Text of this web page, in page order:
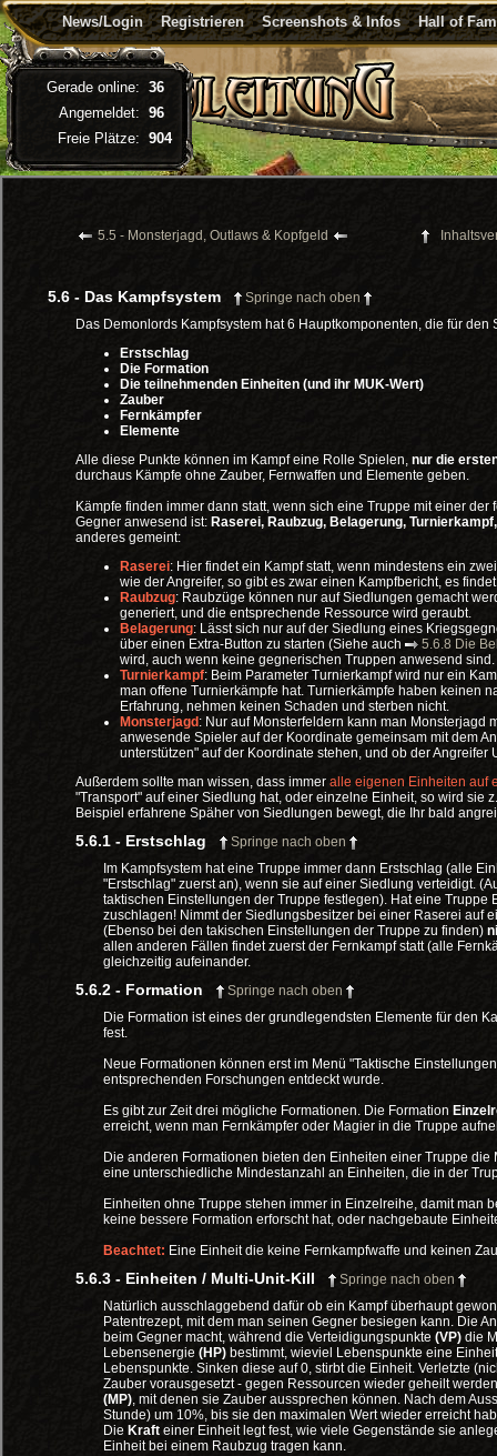
News/Login Registrieren Screenshots & Infos Hall of
5.5 - Monsterjagd, Outlaws & Kopfgeld
5.6 - Das Kampfsystem
Springe nach oben
Das Demonlords Kampfsystem hat 6 Hauptkomponenten, die für den
Erstschlag
Die Formation
Die teilnehmenden Einheiten (und ihr MUK-Wert)
Zauber
Fernkämpfer
Elemente
Alle diese Punkte können im Kampf eine Rolle Spielen, nur die
durchaus Kämpfe ohne Zauber, Fernwaffen und Elemente geben.
Kämpfe finden immer dann statt, wenn sich eine Truppe mit einer
Gegner anwesend ist: Raserei, Raubzug, Belagerung,
anderes gemeint:
Raserei: Hier findet ein Kampf statt, wenn mindestens ein
wie der Angreifer, so gibt es zwar einen Kampfbericht, es
Raubzug: Raubzüge können nur auf Siedlungen gemacht
generiert, und die entsprechende Ressource wird geraubt.
Belagerung: Lässt sich nur auf der Siedlung eines
über einen Extra-Button zu starten (Siehe auch
5.6.8 Die
wird, auch wenn keine gegnerischen Truppen anwesend sind.
Turnierkampf: Beim Parameter Turnierkampf wird nur ein
man offene Turnierkämpfe hat. Turnierkämpfe haben keinen
Erfahrung, nehmen keinen Schaden und sterben nicht.
Monsterjagd : Nur auf Monsterfeldern kann man Monsterjagd
anwesende Spieler auf der Koordinate gemeinsam mit dem
unterstützen" auf der Koordinate stehen, und ob der
Außerdem sollte man wissen, dass immer alle eigenen Einheiten auf
"Transport" auf einer Siedlung hat, oder einzelne Einheit, so wird sie
Beispiel erfahrene Späher von Siedlungen bewegt, die Ihr bald
5.6.1 - Erstschlag
Springe nach oben
Im Kampfsystem hat eine Truppe immer dann Erstschlag (alle
"Erstschlag" zuerst an), wenn sie auf einer Siedlung verteidigt.
taktischen Einstellungen der Truppe festlegen). Hat eine
zuschlagen! Nimmt der Siedlungsbesitzer bei einer Raserei auf
(Ebenso bei den takischen Einstellungen der Truppe zu finden)
allen anderen Fällen findet zuerst der Fernkampf statt (alle
gleichzeitig aufeinander.
5.6.2 - Formation
Springe nach oben
Die Formation ist eines der grundlegendsten Elemente für den
fest.
Neue Formationen können erst im Menü "Taktische
entsprechenden Forschungen entdeckt wurde.
Es gibt zur Zeit drei mögliche Formationen. Die Formation
erreicht, wenn man Fernkämpfer oder Magier in die Truppe
Die anderen Formationen bieten den Einheiten einer Truppe
eine unterschiedliche Mindestanzahl an Einheiten, die in der
Einheiten ohne Truppe stehen immer in Einzelreihe, damit man
keine bessere Formation erforscht hat, oder nachgebaute
Beachtet: Eine Einheit die keine Fernkampfwaffe und keinen
5.6.3 - Einheiten / Multi-Unit-Kill
Springe nach oben
Natürlich ausschlaggebend dafür ob ein Kampf überhaupt
Patentrezept, mit dem man seinen Gegner besiegen kann. Die
beim Gegner macht, während die Verteidigungspunkte (VP) die
Lebensenergie (HP) bestimmt, wieviel Lebenspunkte eine
Lebenspunkte. Sinken diese auf 0, stirbt die Einheit. Verletzte
Zauber vorausgesetzt - gegen Ressourcen wieder geheilt
(MP), mit denen sie Zauber aussprechen können. Nach dem
Stunde) um 10%, bis sie den maximalen Wert wieder erreicht
Die Kraft einer Einheit legt fest, wie viele Gegenstände sie
Einheit bei einem Raubzug tragen kann.
Gerade online: 36
Angemeldet: 96
Freie Plätze: 904